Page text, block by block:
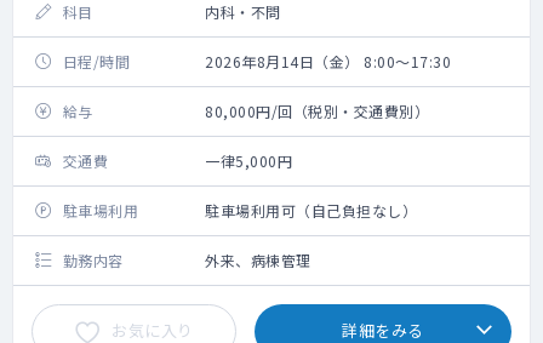
科目 内科・不問
日程/時間 2026年8月14日（金） 8:00～17:30
給与 80,000円/回（税別・交通費別）
交通費 一律5,000円
駐車場利用 駐車場利用可（自己負担なし）
勤務内容 外来、病棟管理
お気に入り 詳細をみる